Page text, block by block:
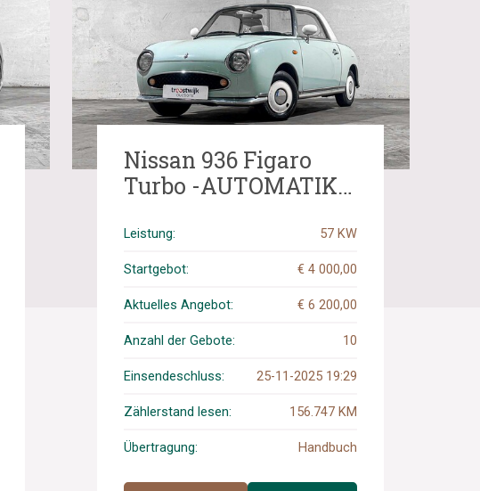
Nissan 936 Figaro
Turbo -AUTOMATIK-
Leistung: 57 KW
Startgebot: € 4 000,00
Aktuelles Angebot: € 6 200,00
Anzahl der Gebote: 10
Einsendeschluss: 25-11-2025 19:29
Zählerstand lesen: 156.747 KM
Übertragung: Handbuch